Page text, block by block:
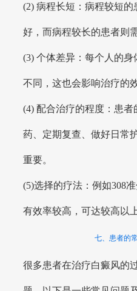
(2) 病程长短：病程较短
好，而病程较长的患者则
(3) 个体差异：每个人的
不同，这也会影响治疗的
(4) 配合治疗的程度：患
药、定期复查、做好日常
重要。
(5)选择的疗法：例如308
有效率较高，可达较高以上
七、患者的
很多患者在治疗白癜风的